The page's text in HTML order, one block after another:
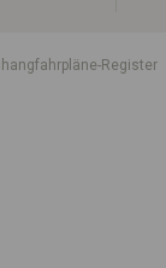
Register